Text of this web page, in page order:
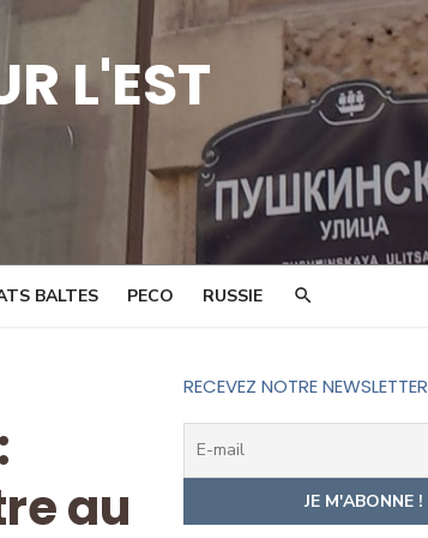
L'EST
BALTES PECO RUSSIE
au
RECEVEZ NOTRE NEWSLETTER